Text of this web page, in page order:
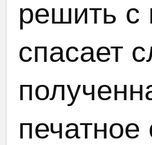
решить
спасает